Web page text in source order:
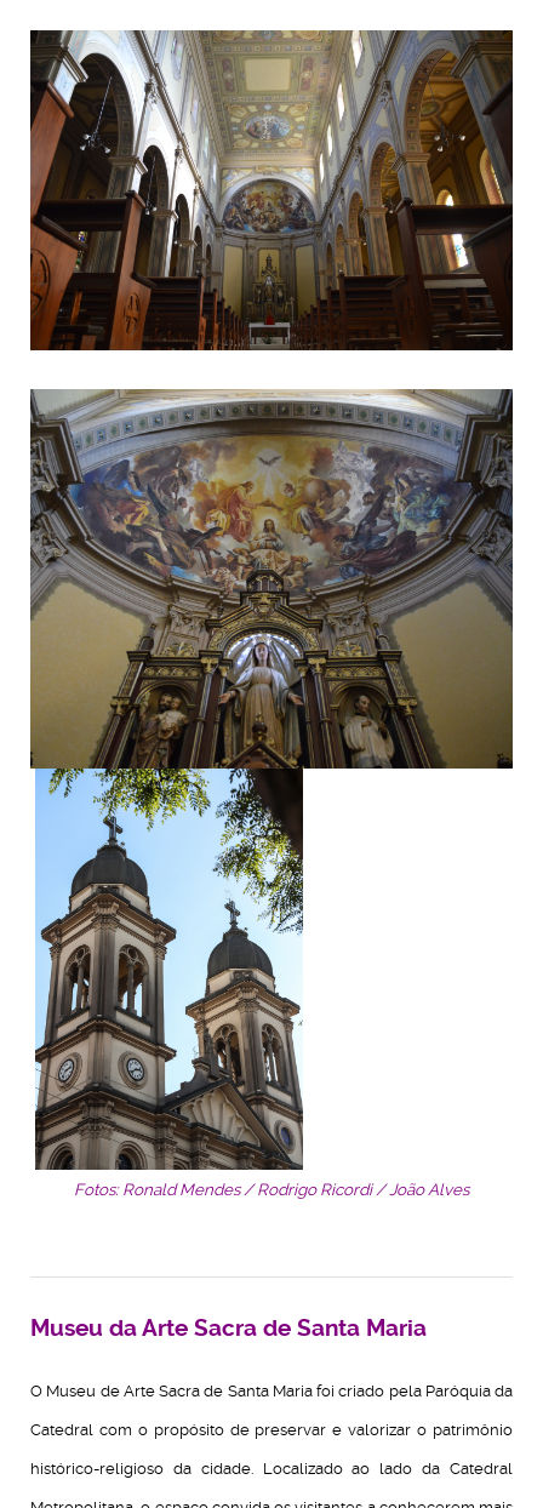
Fotos: Ronald Mendes / Rodrigo Ricordi / João Alves
Museu da Arte Sacra de Santa Maria
O Museu de Arte Sacra de Santa Maria foi criado pela Paróquia da
Catedral com o propósito de preservar e valorizar o patrimônio
histórico-religioso da cidade. Localizado ao lado da Catedral